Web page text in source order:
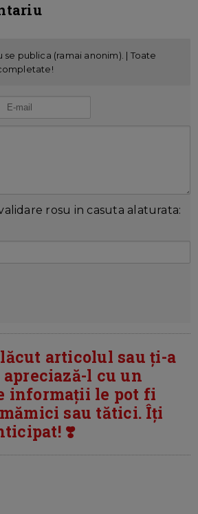
se publica (ramai anonim). | Toate
rosu in casuta alaturata:
articolul sau ți-a
l cu un
informații le pot fi
sau tătici. Îți
❣️